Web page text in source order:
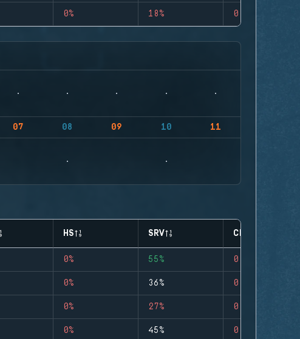
0% 18% 0
07 08 09 10 11
HS SRV CLUTCHES
0% 55% 0
0% 36% 0
0% 27% 0
0% 45% 0